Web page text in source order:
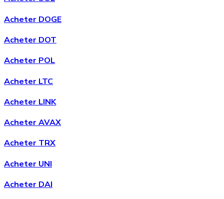
Acheter DOGE
Acheter DOT
Acheter POL
Acheter LTC
Acheter LINK
Acheter AVAX
Acheter TRX
Acheter UNI
Acheter DAI